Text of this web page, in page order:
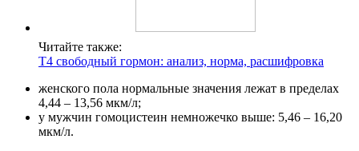
Читайте также:
Т4 свободный гормон: анализ, норма, расшифровка
женского пола нормальные значения лежат в пределах
4,44 – 13,56 мкм/л;
у мужчин гомоцистеин немножечко выше: 5,46 – 16,20
мкм/л.